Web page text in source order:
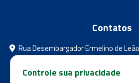
Contatos
Rua Desembargador Ermelino de
- Paraná
Controle sua privacidade